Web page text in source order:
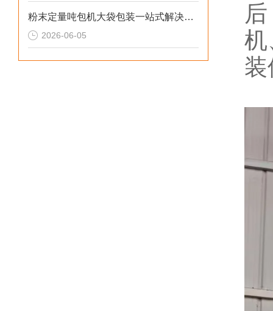
粉末定量吨包机大袋包装一站式解决方案
2026-06-05
机